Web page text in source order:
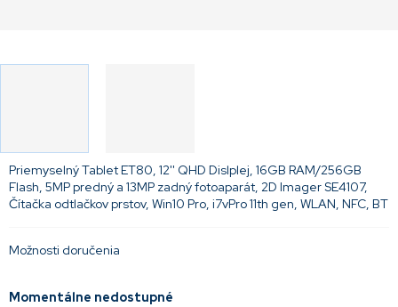
Momentálne nedostupné
Možnosti doručenia
Priemyselný Tablet ET80, 12'' QHD Dislplej, 16GB RAM/256GB
Flash, 5MP predný a 13MP zadný fotoaparát, 2D Imager SE4107,
Čítačka odtlačkov prstov, Win10 Pro, i7vPro 11th gen, WLAN, NFC, BT